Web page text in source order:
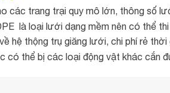
các trang trại quy mô lớn, thông số
là loại lưới dạng mềm nên có thể
hệ thộng trụ giăng lưới, chi phí rẻ
thể bị các loại động vật khác cắn